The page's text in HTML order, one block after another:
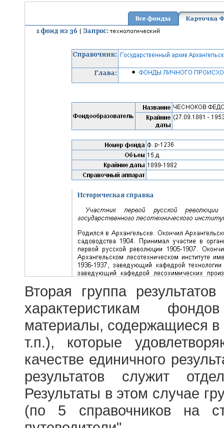
Вторая группа
характеристикам
материалы, содержащиеся в
т.п.), которые
качестве единичного
результатов служит
Результаты в этом случае
(по 5 справочников на